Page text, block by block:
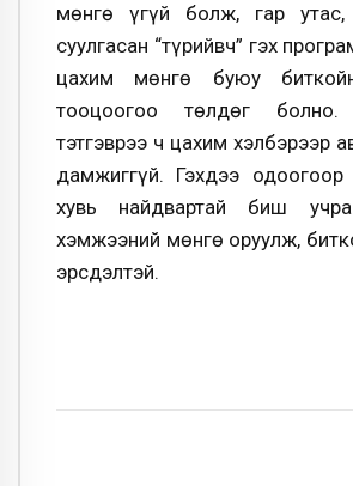
мөнгө үгүй болж, гар утас,
суулгасан “түрийвч” гэх
цахим мөнгө буюу
тооцоогоо төлдөг
тэтгэврээ ч цахим хэлбэрээр
дамжиггүй. Гэхдээ
хувь найдвартай биш
хэмжээний мөнгө оруулж,
эрсдэлтэй.